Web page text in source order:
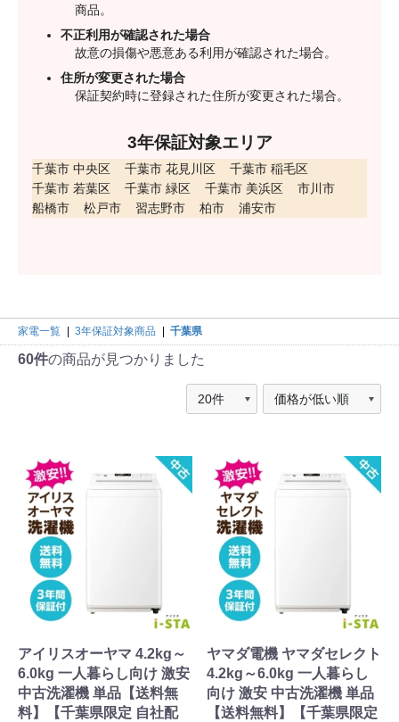
商品。
不正利用が確認された場合
故意の損傷や悪意ある利用が確認された場合。
住所が変更された場合
保証契約時に登録された住所が変更された場合。
3年保証対象エリア
千葉市 中央区 千葉市 花見川区
千葉市 稲毛区
千葉市 若葉区
千葉市 緑区 千葉市 美浜区
市川市
船橋市
松戸市 習志野市 柏市 浦安市
家電一覧 | 3年保証対象商品 | 千葉県
60件の商品が見つかりました
アイリスオーヤマ 4.2kg～
6.0kg 一人暮らし向け 激安
中古洗濯機 単品【送料無
料】【千葉県限定 自社配
ヤマダ電機 ヤマダセレクト
4.2kg～6.0kg 一人暮らし
向け 激安 中古洗濯機 単品
【送料無料】【千葉県限定